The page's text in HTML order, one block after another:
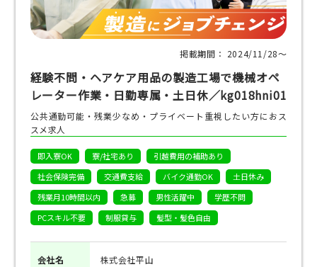
掲載期間： 2024/11/28〜
経験不問・ヘアケア用品の製造工場で機械オペ
レーター作業・日勤専属・土日休／kg018hni01
公共通勤可能・残業少なめ・プライベート重視したい方におス
スメ求人
即入寮OK 寮/社宅あり
引越費用の補助あり
社会保険完備
交通費支給 バイク通勤OK
土日休み
残業月10時間以内
急募 男性活躍中
学歴不問
PCスキル不要
制服貸与 髪型・髪色自由
会社名 株式会社平山